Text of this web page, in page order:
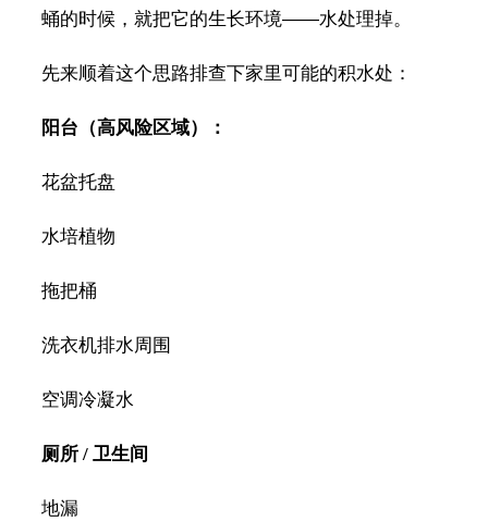
蛹的时候，就把它的生长环境——水处理掉。
先来顺着这个思路排查下家里可能的积水处：
阳台（高风险区域）：
花盆托盘
水培植物
拖把桶
洗衣机排水周围
空调冷凝水
厕所 / 卫生间
地漏